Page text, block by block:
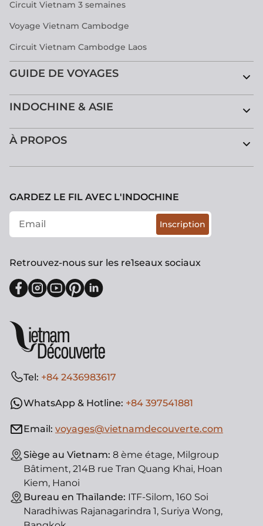
Circuit Vietnam 3 semaines
Voyage Vietnam Cambodge
Circuit Vietnam Cambodge Laos
GUIDE DE VOYAGES
INDOCHINE & ASIE
À PROPOS
Tel: +84 2436983617
WhatsApp & Hotline: +84 397541881
Email: voyages@vietnamdecouverte.com
Siège au Vietnam: 8 ème étage, Milgroup
Bâtiment, 214B rue Tran Quang Khai, Hoan
Kiem, Hanoi
Bureau en Thaïlande: ITF-Silom, 160 Soi
Naradhiwas Rajanagarindra 1, Suriya Wong,
GARDEZ LE FIL AVEC L'INDOCHINE
Inscription
Retrouvez-nous sur les re1seaux sociaux